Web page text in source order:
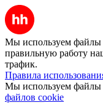
Мы используем файлы
правильную работу
трафик.
Правила
Мы используем файлы
файлов cookie